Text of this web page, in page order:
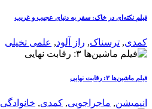
فیلم نکته‌ای در خاک: سفر به دنیای عجیب و غریب
کمدی, ترسناک, راز آلود, علمی تخیلی
فیلم ماشین‌ها ۳: رقابت نهایی
انیمیشن, ماجراجویی, کمدی, خانوادگی